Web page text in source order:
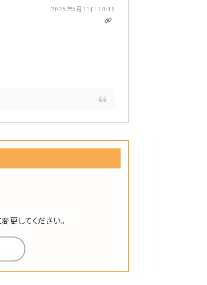
2025年5月11日 10:16
更してください。